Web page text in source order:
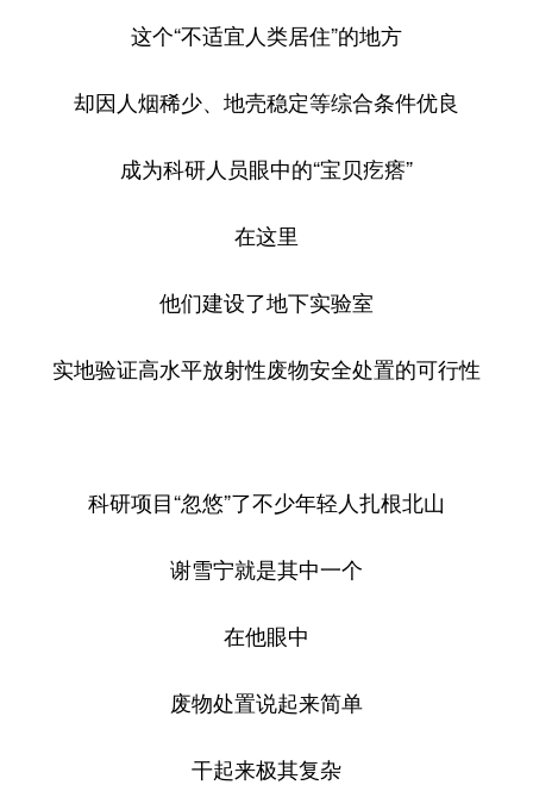
这个“不适宜人类居住”的地方
却因人烟稀少、地壳稳定等综合条件优良
成为科研人员眼中的“宝贝疙瘩”
在这里
他们建设了地下实验室
实地验证高水平放射性废物安全处置的可行性
科研项目“忽悠”了不少年轻人扎根北山
谢雪宁就是其中一个
在他眼中
废物处置说起来简单
干起来极其复杂